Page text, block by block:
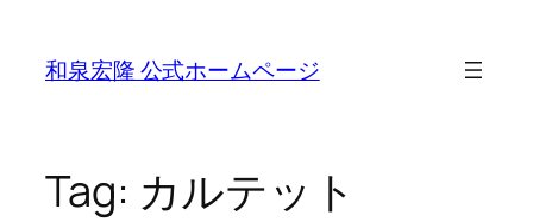
content
和泉宏隆 公式ホームページ
Tag: カルテット